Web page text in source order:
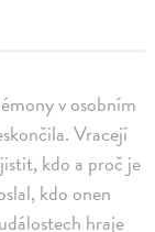
v osobním
Vracejí
kdo a proč je
kdo onen
hraje